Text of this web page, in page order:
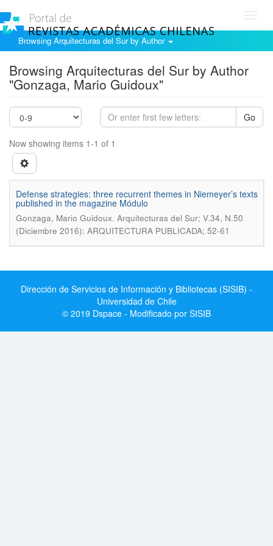
Browsing Arquitecturas del Sur by Author
Browsing Arquitecturas del Sur by Author
"Gonzaga, Mario Guidoux"
Go
Now showing items 1-1 of 1
Defense strategies: three recurrent themes in Niemeyer’s texts
published in the magazine Módulo
Gonzaga, Mario Guidoux. Arquitecturas del Sur; V.34, N.50
(Diciembre 2016): ARQUITECTURA PUBLICADA; 52-61
Dirección de Servicios de Información y Bibliotecas (SISIB) -
Universidad de Chile
© 2019 Dspace - Modificado por SISIB